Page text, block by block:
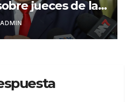
jueces de la
de Justicia
ADMIN